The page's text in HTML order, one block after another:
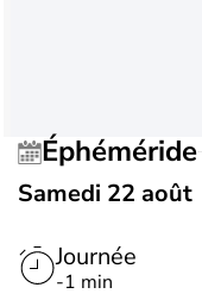
Éphéméride
Samedi 22 août
Journée
-1 min